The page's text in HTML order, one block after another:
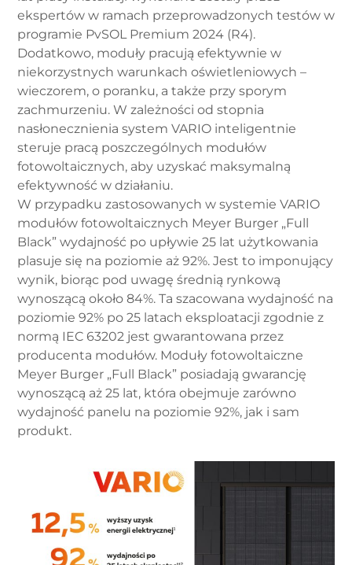
ekspertów w ramach przeprowadzonych testów w
programie PvSOL Premium 2024 (R4).
Dodatkowo, moduły pracują efektywnie w
niekorzystnych warunkach oświetleniowych –
wieczorem, o poranku, a także przy sporym
zachmurzeniu. W zależności od stopnia
nasłonecznienia system VARIO inteligentnie
steruje pracą poszczególnych modułów
fotowoltaicznych, aby uzyskać maksymalną
efektywność w działaniu.
W przypadku zastosowanych w systemie VARIO
modułów fotowoltaicznych Meyer Burger „Full
Black” wydajność po upływie 25 lat użytkowania
plasuje się na poziomie aż 92%. Jest to imponujący
wynik, biorąc pod uwagę średnią rynkową
wynoszącą około 84%. Ta szacowana wydajność na
poziomie 92% po 25 latach eksploatacji zgodnie z
normą IEC 63202 jest gwarantowana przez
producenta modułów. Moduły fotowoltaiczne
Meyer Burger „Full Black” posiadają gwarancję
wynoszącą aż 25 lat, która obejmuje zarówno
wydajność panelu na poziomie 92%, jak i sam
produkt.